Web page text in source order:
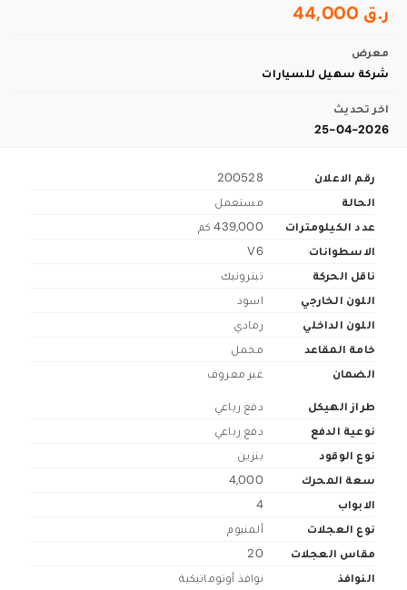
ر.ق 44,000
معرض
شركة سهيل للسيارات
اخر تحديث
25-04-2026
رقم الاعلان
200528
الحالة
مستعمل
عدد الكيلومترات
439,000 كم
الاسطوانات
V6
ناقل الحركة
تبترونيك
اللون الخارجي
اسود
اللون الداخلي
رمادي
خامة المقاعد
مخمل
الضمان
غير معروف
طراز الهيكل
دفع رباعي
نوعية الدفع
دفع رباعي
نوع الوقود
بنزين
سعة المحرك
4,000
الابواب
4
نوع العجلات
ألمنيوم
مقاس العجلات
20
النوافذ
نوافذ أوتوماتيكية